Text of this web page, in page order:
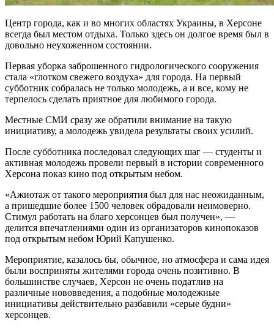
Центр города, как и во многих областях Украины, в Херсоне
всегда был местом отдыха. Только здесь он долгое время был в
довольно неухоженном состоянии.
Первая уборка заброшенного гидрологического сооружения
стала «глотком свежего воздуха» для города. На первый
субботник собралась не только молодежь, а и все, кому не
терпелось сделать приятное для любимого города.
Местные СМИ сразу же обратили внимание на такую
инициативу, а молодежь увидела результаты своих усилий.
После субботника последовал следующих шаг — студенты и
активная молодежь провели первый в истории современного
Херсона показ кино под открытым небом.
«Ажиотаж от такого мероприятия был для нас неожиданным,
а пришедшие более 1500 человек обрадовали неимоверно.
Стимул работать на благо херсонцев был получен», —
делится впечатлениями один из организаторов кинопоказов
под открытым небом Юрий Капушенко.
Мероприятие, казалось бы, обычное, но атмосфера и сама идея
были восприняты жителями города очень позитивно. В
большинстве случаев, Херсон не очень податлив на
различные нововведения, а подобные молодежные
инициативы действительно разбавили «серые будни»
херсонцев.